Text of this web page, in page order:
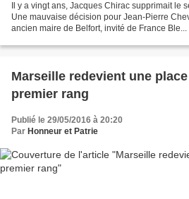
Il y a vingt ans, Jacques Chirac supprimait le
Une mauvaise décision pour Jean-Pierre
ancien maire de Belfort, invité de France Ble...
Marseille redevient une
premier rang
Publié le 29/05/2016 à 20:20
Par Honneur et Patrie